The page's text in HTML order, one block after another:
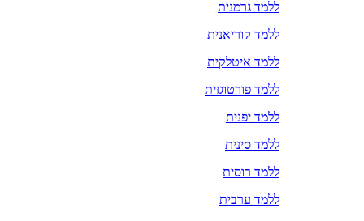
ללמד גרמנית
ללמד קוריאנית
ללמד איטלקית
ללמד פורטוגזית
ללמד יפנית
ללמד סינית
ללמד רוסית
ללמד ערבית